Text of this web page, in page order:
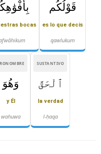
قَوْلُكُم
es lo que decís
qawlukum
bocas
SUSTANTIVO
ٱلْحَقَّ
la verdad
l-ḥaqa
وَهُوَ
y Él
wahuwa